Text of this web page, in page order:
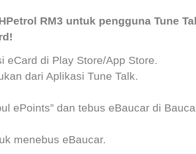
RM3 untuk pengguna Tune
eCard di Play Store/App Store.
dari Aplikasi Tune Talk.
ePoints” dan tebus eBaucar di
menebus eBaucar.